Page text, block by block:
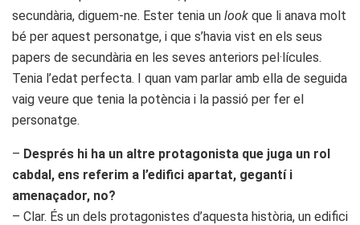
secundària, diguem-ne. Ester tenia un look que li anava molt
bé per aquest personatge, i que s’havia vist en els seus
papers de secundària en les seves anteriors pel·lícules.
Tenia l’edat perfecta. I quan vam parlar amb ella de seguida
vaig veure que tenia la potència i la passió per fer el
personatge.
– Després hi ha un altre protagonista que juga un rol
cabdal, ens referim a l’edifici apartat, gegantí i
amenaçador, no?
– Clar. És un dels protagonistes d’aquesta història, un edifici